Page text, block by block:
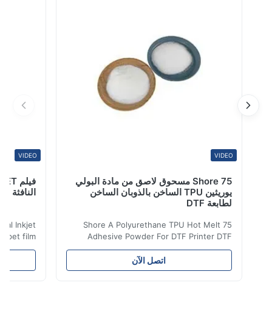
75 Shore مسحوق لاصق من مادة البولي
يوريثين TPU الساخن بالذوبان الساخن
لطابعة DTF
75 Shore A Polyurethane TPU Hot Melt
Adhesive Powder For DTF Printer DTF
Powder Technical Parameters Bonding
Parameters ( reference only) Temperature
110-130℃ Press 0.5-1.5 kg/cm2 Time 8-20
اتصل الآن
النافثة للحبر
Digital Inkjet
dtf pet film
all kinds of
in color, soft